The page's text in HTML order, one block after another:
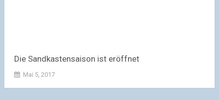
Die Sandkastensaison ist eröffnet
Mai 5, 2017